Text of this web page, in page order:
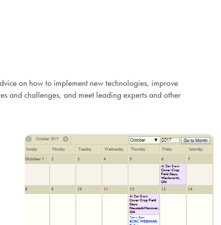
on how to implement new technologies, improve
and challenges, and meet leading experts and other